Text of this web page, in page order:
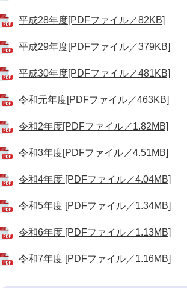
平成28年度[PDFファイル／82KB]
平成29年度[PDFファイル／379KB]
平成30年度[PDFファイル／481KB]
令和元年度[PDFファイル／463KB]
令和2年度[PDFファイル／1.82MB]
令和3年度[PDFファイル／4.51MB]
令和4年度 [PDFファイル／4.04MB]
令和5年度 [PDFファイル／1.34MB]
令和6年度 [PDFファイル／1.13MB]
令和7年度 [PDFファイル／1.16MB]